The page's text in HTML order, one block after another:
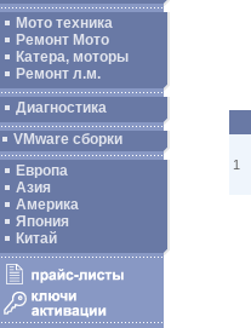
Мото техника
Ремонт Мото
Катера, моторы
Ремонт л.м.
Диагностика
VMware сборки
Европа
Азия
Америка
Япония
Китай
1